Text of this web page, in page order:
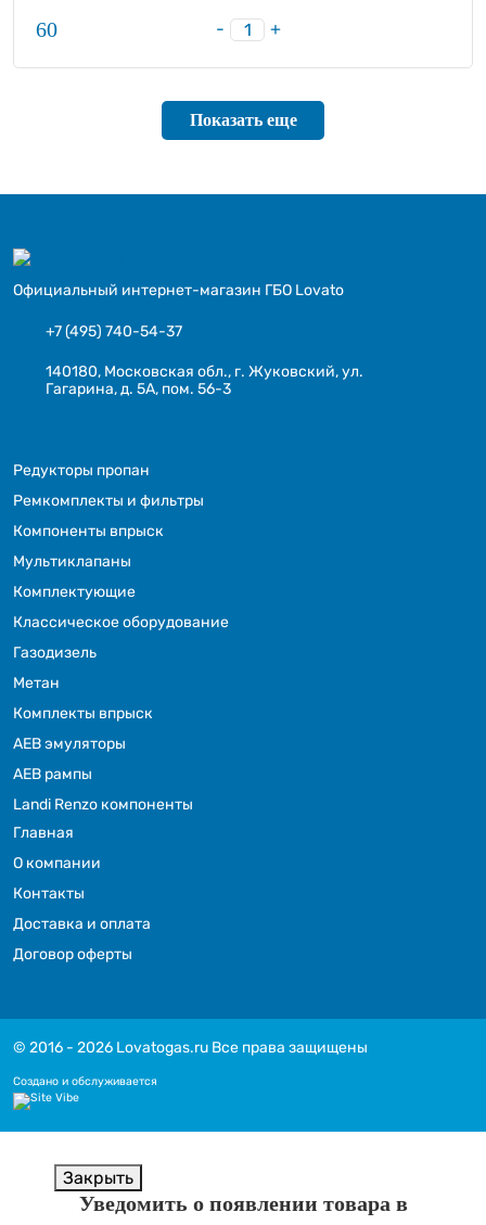
60 - +
Показать еще
Официальный интернет-магазин ГБО Lovato
+7 (495) 740-54-37
140180, Московская обл., г. Жуковский, ул.
Гагарина, д. 5А, пом. 56-3
Редукторы пропан
Ремкомплекты и фильтры
Компоненты впрыск
Мультиклапаны
Комплектующие
Классическое оборудование
Газодизель
Метан
Комплекты впрыск
АЕВ эмуляторы
АЕВ рампы
Landi Renzo компоненты
Главная
О компании
Контакты
Доставка и оплата
Договор оферты
© 2016 - 2026 Lovatogas.ru Все права защищены
Создано и обслуживается
Закрыть
Уведомить о появлении товара в